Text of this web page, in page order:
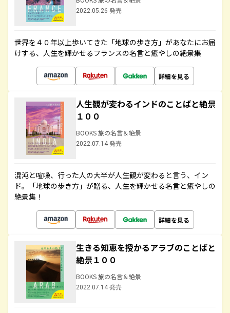
2022.05.26 発売
世界を４０年以上歩いてきた「地球の歩き方」があなたにお届
けする、人生を輝かせるフランスの名言と癒やしの絶景集
詳細を見る
人生観が変わるインドのことばと絶景
１００
BOOKS 旅の名言＆絶景
2022.07.14 発売
混沌と喧噪、行った人の大半が人生観が変わると言う、イン
ド。「地球の歩き方」が贈る、人生を輝かせる名言と癒やしの
絶景集！
詳細を見る
生きる知恵を授かるアラブのことばと
絶景１００
BOOKS 旅の名言＆絶景
2022.07.14 発売